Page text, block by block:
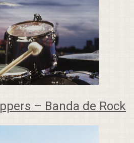
– Banda de Rock